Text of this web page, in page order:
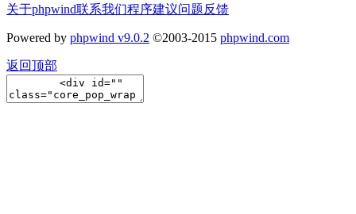
关于phpwind联系我们程序建议问题反馈
Powered by phpwind v9.0.2 ©2003-2015 phpwind.com
返回顶部